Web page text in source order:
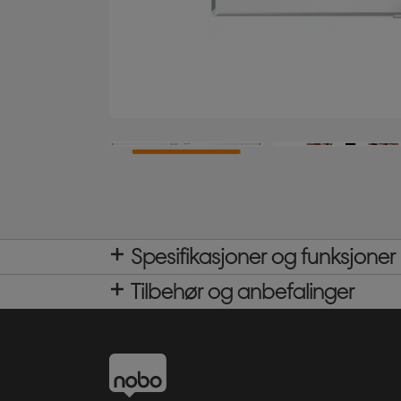
Spesifikasjoner og funksjoner
Tilbehør og anbefalinger